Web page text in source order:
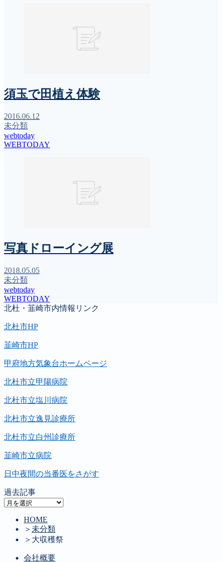
須玉で田植え体験
2016.06.12
未分類
webtoday
WEBTODAY
写真ドローイング展
2018.05.05
未分類
webtoday
WEBTODAY
北杜・韮崎市内情報リンク
北杜市HP
韮崎市HP
甲府地方気象台ホームページ
北杜市立甲陽病院
北杜市立塩川病院
北杜市立逸見診療所
北杜市立白州診療所
韮崎市立病院
日中夜間の当番医をさがす
過去記事
過
HOME
＞ 未分類
＞ 大収穫祭
会社概要